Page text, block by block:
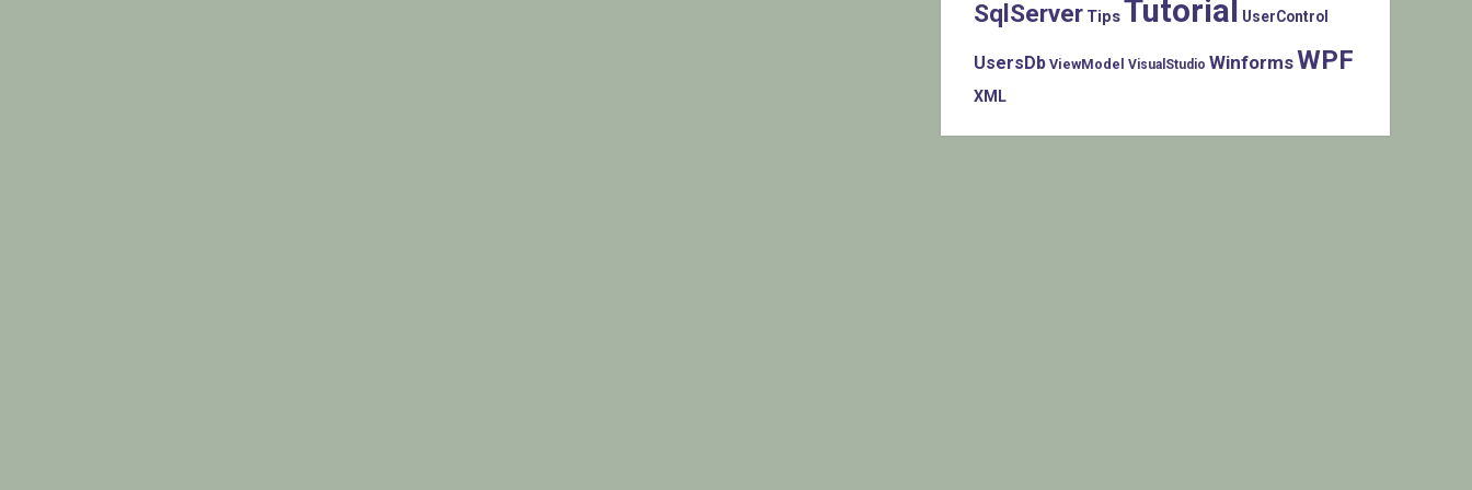
SqlServer TipsTutorial UserControl
UsersDb ViewModel VisualStudio WinformsWPF
XML